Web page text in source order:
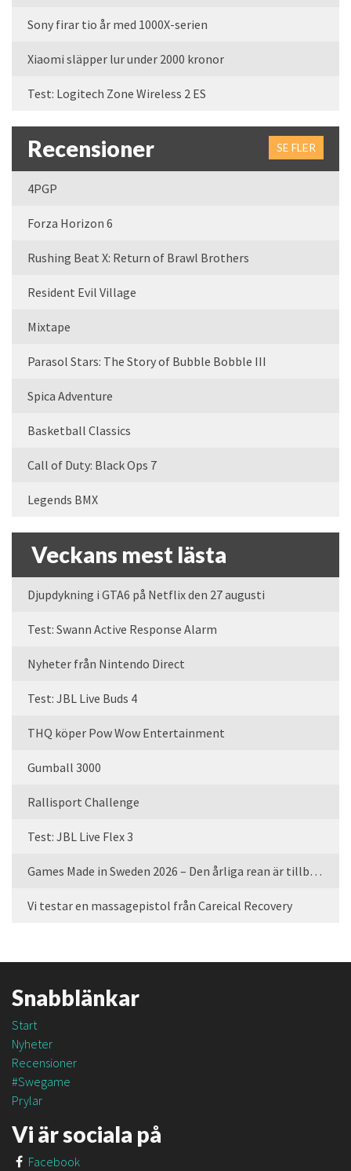
Sony firar tio år med 1000X-serien
Xiaomi släpper lur under 2000 kronor
Test: Logitech Zone Wireless 2 ES
Recensioner SE FLER
4PGP
Forza Horizon 6
Rushing Beat X: Return of Brawl Brothers
Resident Evil Village
Mixtape
Parasol Stars: The Story of Bubble Bobble III
Spica Adventure
Basketball Classics
Call of Duty: Black Ops 7
Legends BMX
Veckans mest lästa
Djupdykning i GTA6 på Netflix den 27 augusti
Test: Swann Active Response Alarm
Nyheter från Nintendo Direct
Test: JBL Live Buds 4
THQ köper Pow Wow Entertainment
Gumball 3000
Rallisport Challenge
Test: JBL Live Flex 3
Games Made in Sweden 2026 – Den årliga rean är tillbaka
Vi testar en massagepistol från Careical Recovery
Snabblänkar
Start
Nyheter
Recensioner
#Swegame
Prylar
Vi är sociala på
Facebook